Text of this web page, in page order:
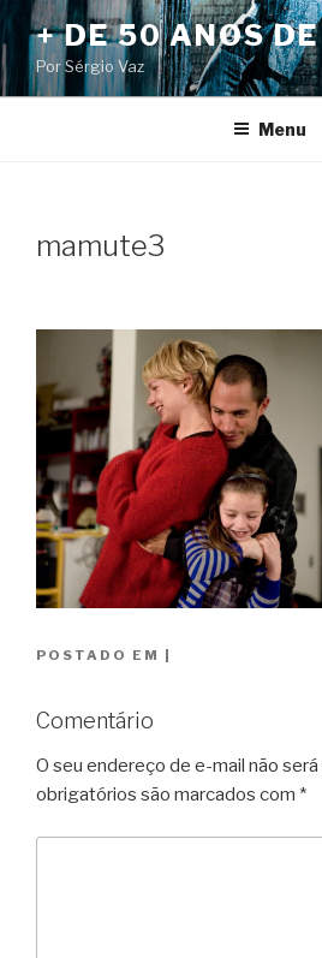
Pular
para
o
conteúdo
+ DE 50 ANOS
Por Sérgio Vaz
Menu
mamute3
POSTADO EM |
Comentário
O seu endereço de e-mail não
obrigatórios são marcados com *